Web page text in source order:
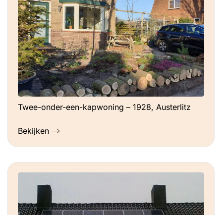
Twee-onder-een-kapwoning – 1928, Austerlitz
Bekijken